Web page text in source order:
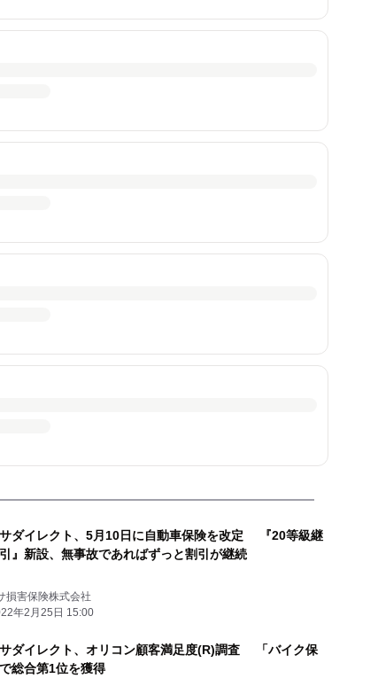
ダイレクト、5月10日に自動車保険を改定 『20等級継
』新設、無事故であればずっと割引が継続
損害保険株式会社
年2月25日 15:00
ダイレクト、オリコン顧客満足度(R)調査 「バイク保
総合第1位を獲得